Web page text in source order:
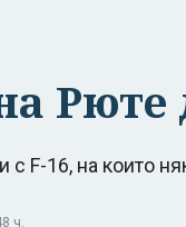
Рюте
F-16, на които
ч.